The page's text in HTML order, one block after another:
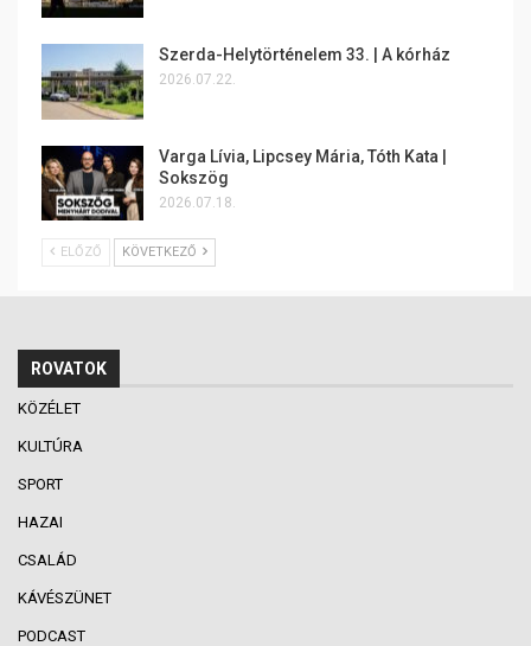
Szerda-Helytörténelem 33. | A kórház
2026.07.22.
Varga Lívia, Lipcsey Mária, Tóth Kata |
Sokszög
2026.07.18.
ELŐZŐ KÖVETKEZŐ
ROVATOK
KÖZÉLET
KULTÚRA
SPORT
HAZAI
CSALÁD
KÁVÉSZÜNET
PODCAST